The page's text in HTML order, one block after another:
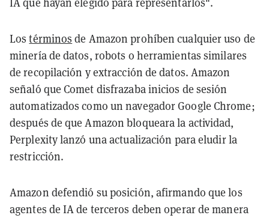
Lostérminos de Amazon prohíben cualquier uso de
minería de datos, robots o herramientas similares
de recopilación y extracción de datos. Amazon
señaló que Comet disfrazaba inicios de sesión
automatizados como un navegador Google Chrome;
después de que Amazon bloqueara la actividad,
Perplexity lanzó una actualización para eludir la
restricción.
Amazon defendió su posición, afirmando que los
agentes de IA de terceros deben operar de manera